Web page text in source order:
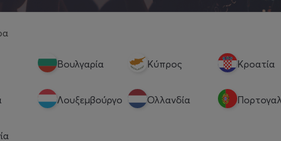
Βουλγαρία Κύπρος Κροατία
Λουξεμβούργο Ολλανδία